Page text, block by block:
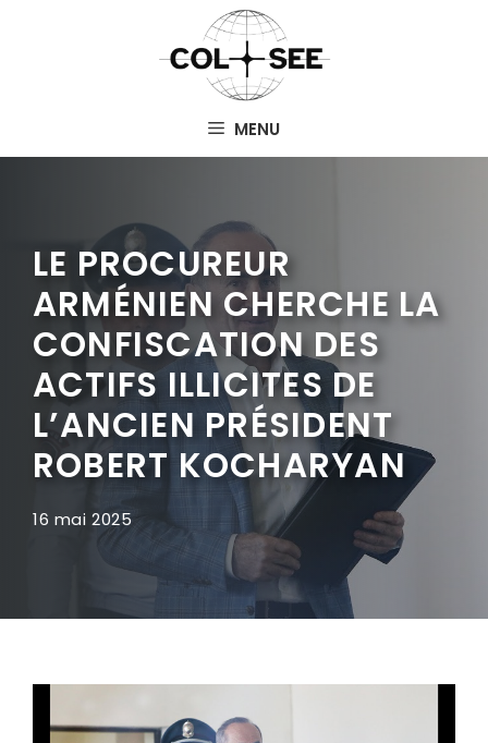
MENU
LE PROCUREUR
ARMÉNIEN CHERCHE LA
CONFISCATION DES
ACTIFS ILLICITES DE
L’ANCIEN PRÉSIDENT
ROBERT KOCHARYAN
16 mai 2025